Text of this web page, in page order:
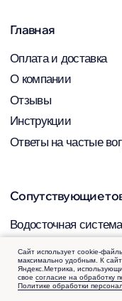
Сайт использует cookie-
максимально удобным. К
Яндекс.Метрика,
свое согласие на обработку
Политике обработки